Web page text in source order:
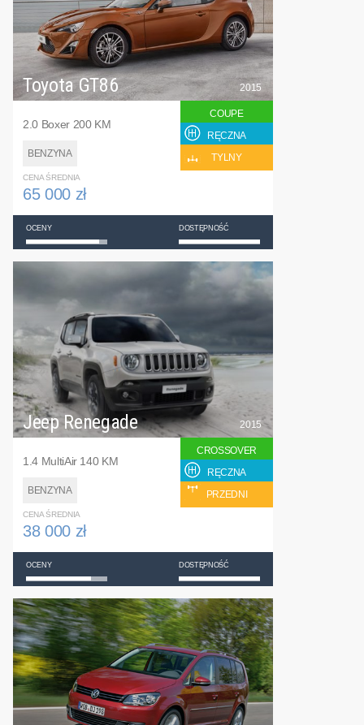
Toyota GT86
2.0 Boxer 200 KM
BENZYNA
2015
COUPE
RĘCZNA
TYLNY
CENA ŚREDNIA
65 000 zł
OCENY DOSTĘPNOŚĆ
Jeep Renegade
1.4 MultiAir 140 KM
BENZYNA
2015
CROSSOVER
RĘCZNA
PRZEDNI
CENA ŚREDNIA
38 000 zł
OCENY DOSTĘPNOŚĆ